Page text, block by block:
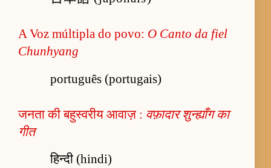
A Voz múltipla do povo: O Canto da fiel
Chunhyang
português (portugais)
जनता की बहुस्वरीय आवाज़ : वफ़ादार शुन्ह्याँग का
गीत
हिन्दी (hindi)